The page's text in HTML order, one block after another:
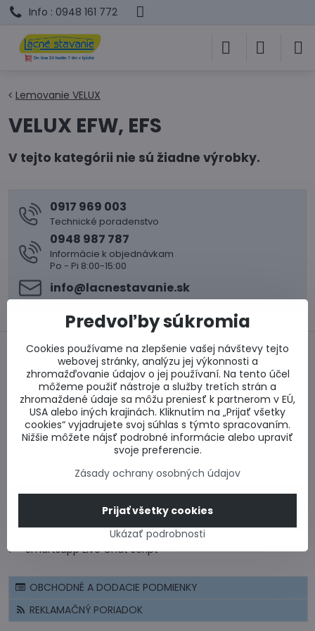
Info : 0948 161 772
Lemovanie VELUX
VELUX EFW, EFS
0917 969 003
Technické poradenstvo
0948 987 787
Informácie k objednávkam
Po - Pi 8:00-15:00
info​@lacnestavanie​.sk
Bezpečný nákup Najlepšie ceny
Rýchlo a včas Celé Slovensko
CERTIFIKÁT - BEZPEČNÝ NÁKUP
CENOVÉ PONUKY A VÝPOČTY
!-- Smartsupp Live Chat script -->
OBCHODNÉ A DODACIE PODMIENKY
REKLAMAČNÝ PORIADOK
Predvoľby súkromia
Cookies používame na zlepšenie vašej návštevy tejto
webovej stránky, analýzu jej výkonnosti a
zhromažďovanie údajov o jej používaní. Na tento účel
môžeme použiť nástroje a služby tretích strán a
zhromaždené údaje sa môžu preniesť k partnerom v EÚ,
USA alebo iných krajinách. Kliknutím na „Prijať všetky
cookies“ vyjadrujete svoj súhlas s týmto spracovaním.
Nižšie môžete nájsť podrobné informácie alebo upraviť
svoje preferencie.
Zásady ochrany osobných údajov
Ukázať podrobnosti
Prijať všetky cookies